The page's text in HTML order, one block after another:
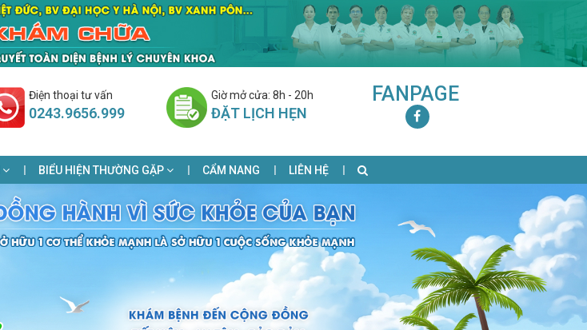
Điện thoại tư vấn
0243.9656.999
Giờ mở cửa: 8h - 20h
ĐẶT LỊCH HẸN
FANPAGE
BIỂU HIỆN THƯỜNG GẶP CẨM NANG LIÊN HỆ